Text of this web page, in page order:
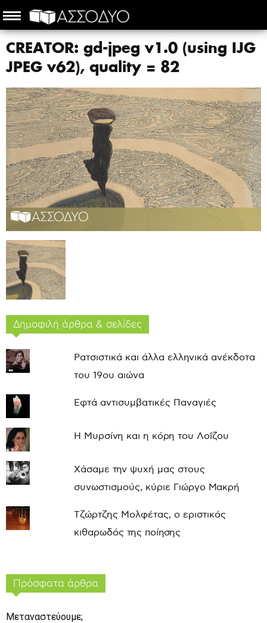
CREATOR: gd-jpeg v1.0 (using IJG
JPEG v62), quality = 82
Δημοφιλή άρθρα & σελίδες
Ρατσιστικά και άλλα ελληνικά ανέκδοτα
του 19ου αιώνα
Εφτά αντισυμβατικές Παναγιές
Η Μυρσίνη και η κόρη του Λοΐζου
Χάσαμε την ψυχή μας στους
συνωστισμούς, κύριε Γιώργο Μακρή
Τζώρτζης Μολφέτας, ο εριστικός
κιθαρωδός της ποίησης
Πρόσφατα άρθρα
Μεταναστεύουμε;